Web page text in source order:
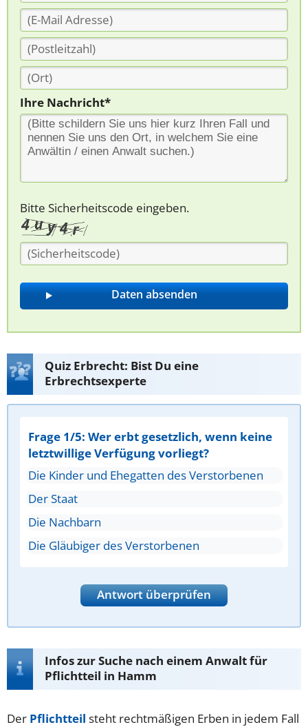
Ihre Nachricht*
Bitte Sicherheitscode eingeben.
Quiz Erbrecht: Bist Du eine
Erbrechtsexperte
Frage 1/5: Wer erbt gesetzlich, wenn keine
letztwillige Verfügung vorliegt?
Die Kinder und Ehegatten des Verstorbenen
Der Staat
Die Nachbarn
Die Gläubiger des Verstorbenen
Antwort überprüfen
Infos zur Suche nach einem Anwalt für
Pflichtteil in Hamm
Der Pflichtteil steht rechtmäßigen Erben in jedem Fall